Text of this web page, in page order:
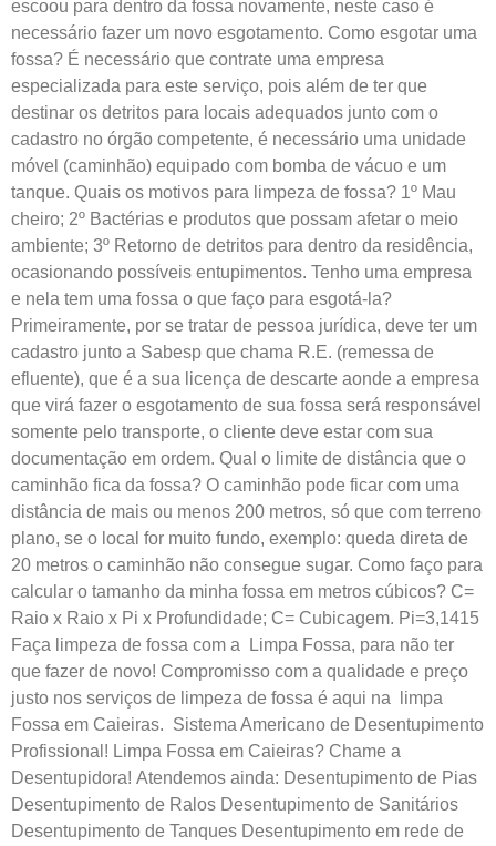
escoou para dentro da fossa novamente, neste caso é
necessário fazer um novo esgotamento. Como esgotar uma
fossa? É necessário que contrate uma empresa
especializada para este serviço, pois além de ter que
destinar os detritos para locais adequados junto com o
cadastro no órgão competente, é necessário uma unidade
móvel (caminhão) equipado com bomba de vácuo e um
tanque. Quais os motivos para limpeza de fossa? 1º Mau
cheiro; 2º Bactérias e produtos que possam afetar o meio
ambiente; 3º Retorno de detritos para dentro da residência,
ocasionando possíveis entupimentos. Tenho uma empresa
e nela tem uma fossa o que faço para esgotá-la?
Primeiramente, por se tratar de pessoa jurídica, deve ter um
cadastro junto a Sabesp que chama R.E. (remessa de
efluente), que é a sua licença de descarte aonde a empresa
que virá fazer o esgotamento de sua fossa será responsável
somente pelo transporte, o cliente deve estar com sua
documentação em ordem. Qual o limite de distância que o
caminhão fica da fossa? O caminhão pode ficar com uma
distância de mais ou menos 200 metros, só que com terreno
plano, se o local for muito fundo, exemplo: queda direta de
20 metros o caminhão não consegue sugar. Como faço para
calcular o tamanho da minha fossa em metros cúbicos? C=
Raio x Raio x Pi x Profundidade; C= Cubicagem. Pi=3,1415
Faça limpeza de fossa com a Limpa Fossa, para não ter
que fazer de novo! Compromisso com a qualidade e preço
justo nos serviços de limpeza de fossa é aqui na limpa
Fossa em Caieiras. Sistema Americano de Desentupimento
Profissional! Limpa Fossa em Caieiras? Chame a
Desentupidora! Atendemos ainda: Desentupimento de Pias
Desentupimento de Ralos Desentupimento de Sanitários
Desentupimento de Tanques Desentupimento em rede de